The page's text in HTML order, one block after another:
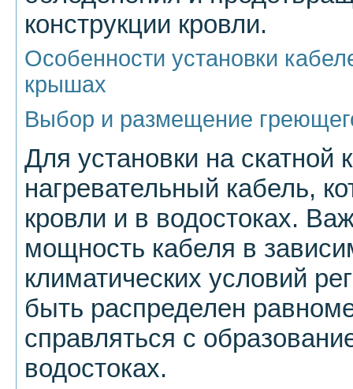
конструкции кровли.
Особенности установки
крышах
Выбор и размещение
Для установки на скатной
нагревательный кабель,
кровли и в водостоках.
мощность кабеля в
климатических условий
быть распределен
справляться с
водостоках.